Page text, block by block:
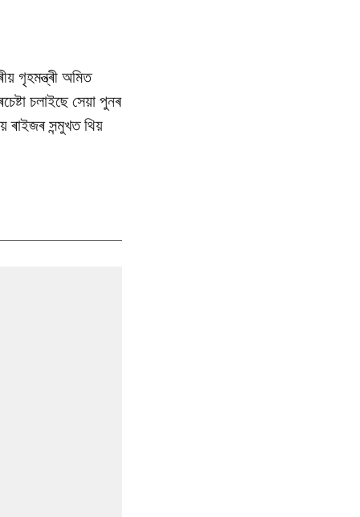
গৃহমন্ত্ৰী অমিত
চলাইছে সেয়া পুনৰ
ৰাইজৰ সন্মুখত থিয়